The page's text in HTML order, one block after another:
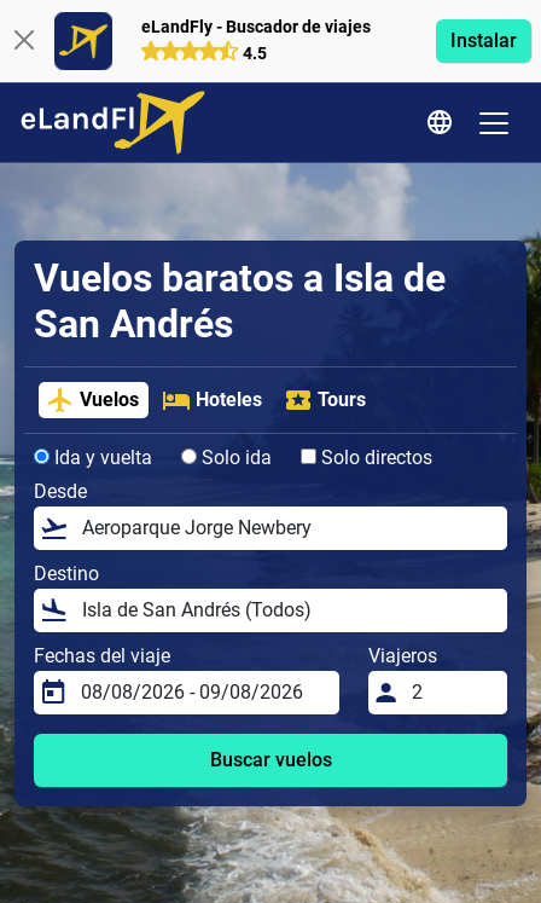
eLandFly - Buscador de viajes
4.5
Instalar
Vuelos baratos a Isla de
San Andrés
Vuelos Hoteles Tours
Ida y vuelta Solo ida
Solo directos
Desde
Destino
Fechas del viaje Viajeros
Buscar vuelos